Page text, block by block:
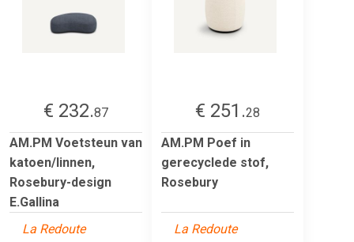
€ 232.87
AM.PM Voetsteun van
katoen/linnen,
Rosebury-design
E.Gallina
La Redoute
€ 251.28
AM.PM Poef in
gerecyclede stof,
Rosebury
La Redoute